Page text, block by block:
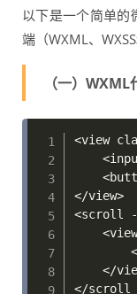
以下是一个简单的
端（WXML、
（一）
<view
</view>
<scroll -
</
</scroll